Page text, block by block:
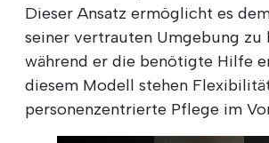
Dieser Ansatz ermöglicht es
seiner vertrauten Umgebung zu
während er die benötigte Hilfe
diesem Modell stehen
personenzentrierte Pflege im